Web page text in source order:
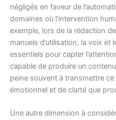
négligés en faveur de
domaines où l’intervention
exemple, lors de la rédaction
manuels d’utilisation, la voix
essentiels pour capter
capable de produire un
peine souvent à transmettre ce
émotionnel et de clarté que
Une autre dimension à